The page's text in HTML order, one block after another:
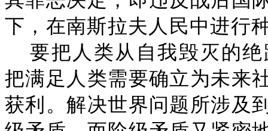
下，在南斯拉夫人民中进行
要把人类从自我毁灭的
把满足人类需要确立为未
获利。解决世界问题所涉及